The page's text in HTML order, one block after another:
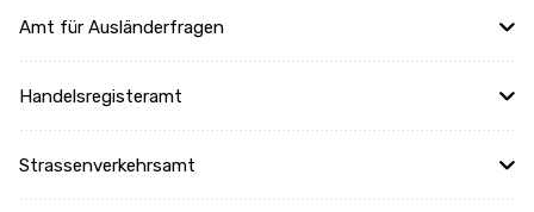
Amt für Ausländerfragen
Handelsregisteramt
Strassenverkehrsamt